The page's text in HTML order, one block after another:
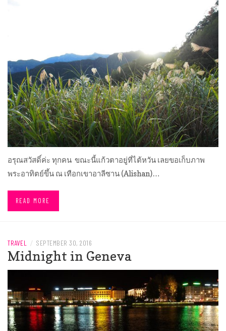
อรุณสวัสดิ์ค่ะ ทุกคน ขณะนี้แก้วตาอยู่ที่ไต้หวัน เลยขอเก็บภาพ
พระอาทิตย์ขึ้น ณ เทือกเขาอาลีซาน (Alishan)…
READ MORE
TRAVEL / SEPTEMBER 30, 2016
Midnight in Geneva